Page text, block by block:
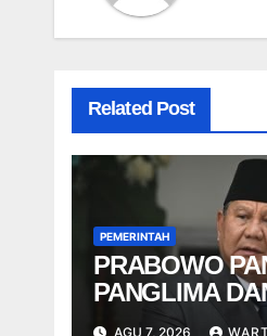
Related Post
PEMERINTAH
PRABOWO
PANGLIMA
KEPALA STAF
AGU 7, 2026